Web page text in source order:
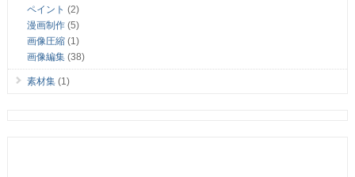
ペイント (2)
漫画制作(5)
画像圧縮(1)
画像編集(38)
素材集(1)